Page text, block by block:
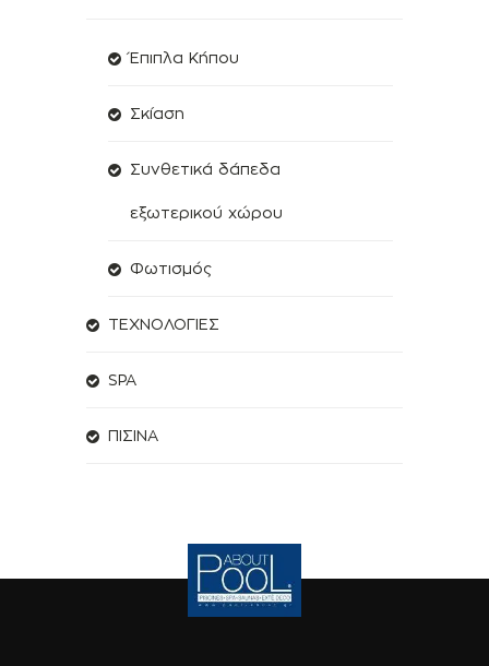
Έπιπλα Κήπου
Σκίαση
Συνθετικά δάπεδα
εξωτερικού χώρου
Φωτισμός
ΤΕΧΝΟΛΟΓΙΕΣ
SPA
ΠΙΣΙΝΑ